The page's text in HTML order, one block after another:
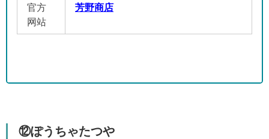
官方
网站
芳野商店
⑫ぽうちゃたつや